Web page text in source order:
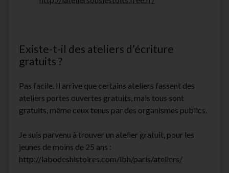
Existe-t-il des ateliers d’écriture
gratuits ?
Pas facile. Il arrive que certains ateliers fassent des
ateliers portes ouvertes gratuits, mais tous sont
gratuits, même ceux tenus par des organismes publics.
Je suis parvenu à trouver un atelier gratuit, pour les
jeunes de moins de 25 ans :
http://labodeshistoires.com/lbh/paris/ateliers/